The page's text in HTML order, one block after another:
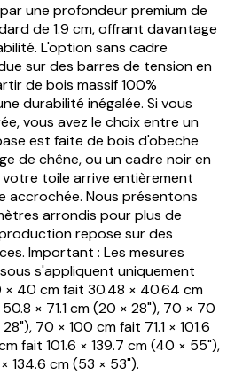
une profondeur premium de
de 1.9 cm, offrant davantage
L'option sans cadre
sur des barres de tension en
de bois massif 100%
durabilité inégalée. Si vous
vous avez le choix entre un
est faite de bois d'obeche
de chêne, ou un cadre noir en
toile arrive entièrement
accrochée. Nous présentons
arrondis pour plus de
repose sur des
Important : Les mesures
s'appliquent uniquement
× 40 cm fait 30.48 × 40.64 cm
× 71.1 cm (20 × 28"), 70 × 70
70 × 100 cm fait 71.1 × 101.6
fait 101.6 × 139.7 cm (40 × 55"),
134.6 cm (53 × 53").